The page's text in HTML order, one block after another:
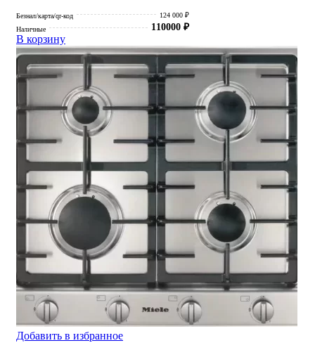
Безнал/карта/qr-код
124 000 ₽
Наличные
110000 ₽
В корзину
Добавить в избранное